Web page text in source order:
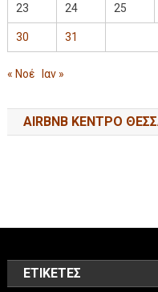
23 24 25
30 31
« Νοέ Ιαν »
AIRBNB ΚΕΝΤΡΟ
ΕΤΙΚΈΤΕΣ